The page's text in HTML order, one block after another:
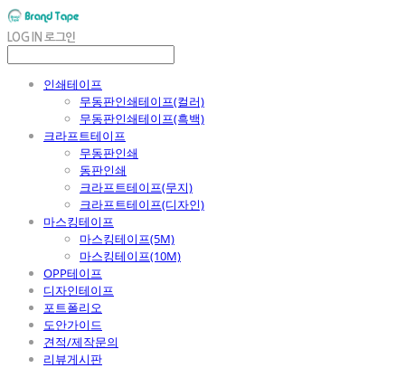
LOG IN 로그인
인쇄테이프
무동판인쇄테이프(컬러)
무동판인쇄테이프(흑백)
크라프트테이프
무동판인쇄
동판인쇄
크라프트테이프(무지)
크라프트테이프(디자인)
마스킹테이프
마스킹테이프(5M)
마스킹테이프(10M)
OPP테이프
디자인테이프
포트폴리오
도안가이드
견적/제작문의
리뷰게시판